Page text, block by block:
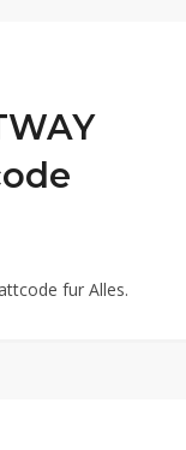
fur Alles.